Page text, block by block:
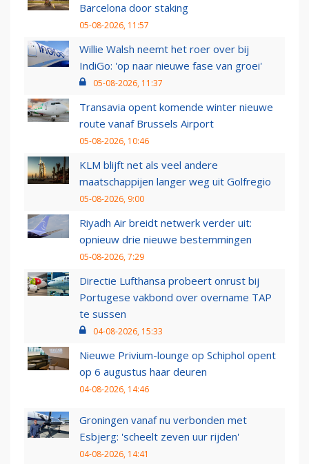
Barcelona door staking
05-08-2026, 11:57
Willie Walsh neemt het roer over bij
IndiGo: 'op naar nieuwe fase van groei'
05-08-2026, 11:37
Transavia opent komende winter nieuwe
route vanaf Brussels Airport
05-08-2026, 10:46
KLM blijft net als veel andere
maatschappijen langer weg uit Golfregio
05-08-2026, 9:00
Riyadh Air breidt netwerk verder uit:
opnieuw drie nieuwe bestemmingen
05-08-2026, 7:29
Directie Lufthansa probeert onrust bij
Portugese vakbond over overname TAP
te sussen
04-08-2026, 15:33
Nieuwe Privium-lounge op Schiphol opent
op 6 augustus haar deuren
04-08-2026, 14:46
Groningen vanaf nu verbonden met
Esbjerg: 'scheelt zeven uur rijden'
04-08-2026, 14:41